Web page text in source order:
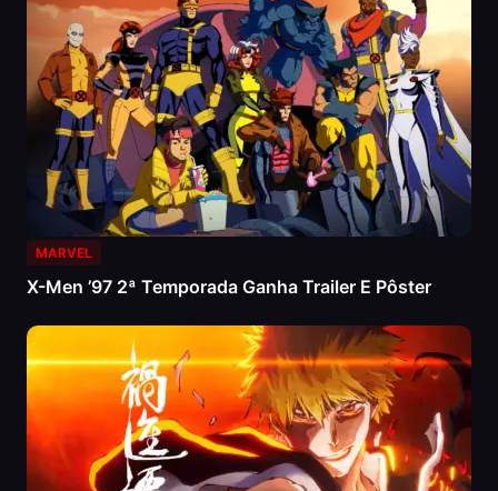
MARVEL
X-Men ’97 2ª Temporada Ganha Trailer E Pôster